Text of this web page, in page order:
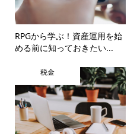
RPGから学ぶ！資産運用を始
める前に知っておきたい...
税金